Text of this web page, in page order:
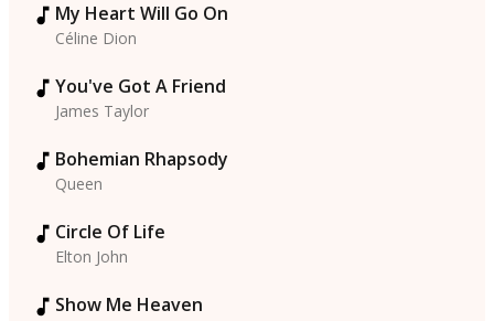
My Heart Will Go On
Céline Dion
You've Got A Friend
James Taylor
Bohemian Rhapsody
Queen
Circle Of Life
Elton John
Show Me Heaven